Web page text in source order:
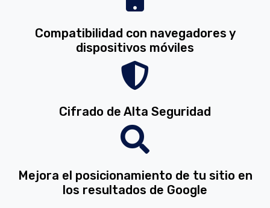
Compatibilidad con navegadores y
dispositivos móviles
Cifrado de Alta Seguridad
Mejora el posicionamiento de tu sitio en
los resultados de Google